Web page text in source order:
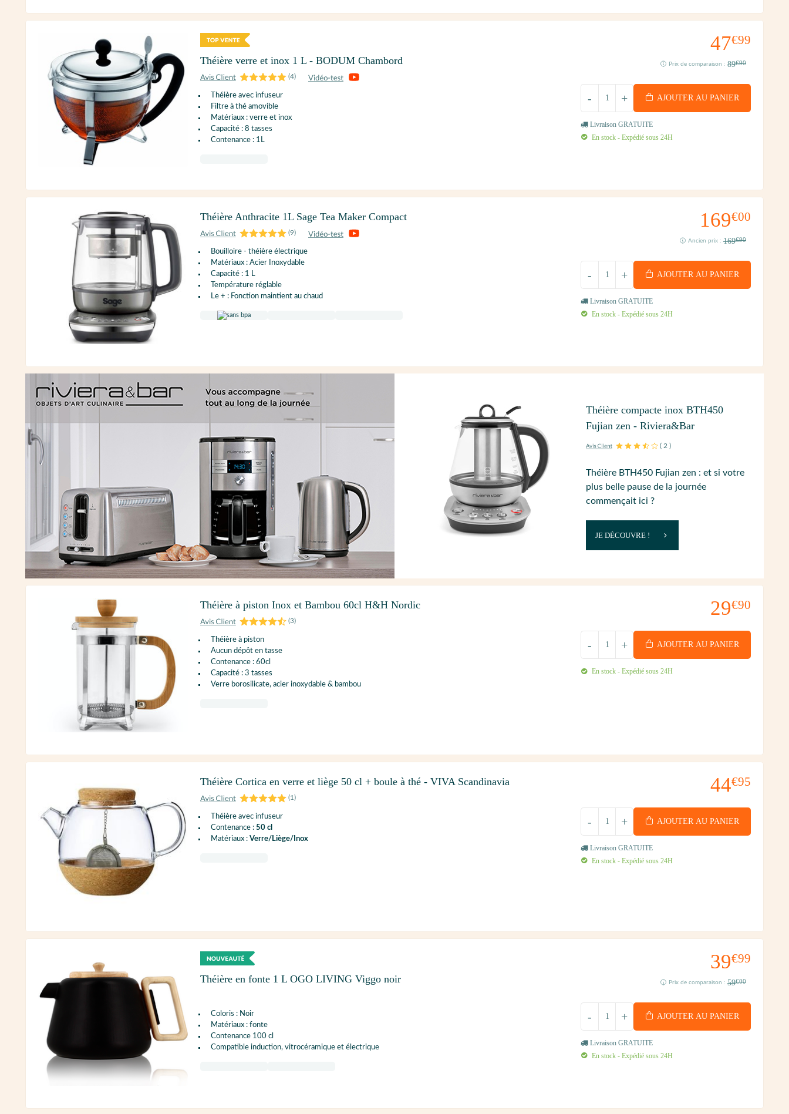
Théière verre et inox 1 L - BODUM Chambord
(4)
Théière avec infuseur
Filtre à thé amovible
Matériaux : verre et inox
Capacité : 8 tasses
Contenance : 1L
47€99
Prix de comparaison : 89€90
+
- AJOUTER AU PANIER
Livraison GRATUITE
En stock - Expédié sous 24H
Théière Anthracite 1L Sage Tea Maker Compact
(9)
Bouilloire - théière électrique
Matériaux : Acier Inoxydable
Capacité : 1 L
Température réglable
Le + : Fonction maintient au chaud
169€00
Ancien prix : 169€90
+
- AJOUTER AU PANIER
Livraison GRATUITE
En stock - Expédié sous 24H
Théière compacte inox BTH450
Fujian zen - Riviera&Bar
( 2 )
Théière BTH450 Fujian zen : et si votre
plus belle pause de la journée
commençait ici ?
JE DÉCOUVRE !
Théière à piston Inox et Bambou 60cl H&H Nordic
(3)
Théière à piston
Aucun dépôt en tasse
Contenance : 60cl
Capacité : 3 tasses
Verre borosilicate, acier inoxydable & bambou
29€90
+
- AJOUTER AU PANIER
En stock - Expédié sous 24H
Théière Cortica en verre et liège 50 cl + boule à thé - VIVA Scandinavia
(1)
Théière avec infuseur
Contenance : 50 cl
Matériaux : Verre/Liège/Inox
44€95
+
- AJOUTER AU PANIER
Livraison GRATUITE
En stock - Expédié sous 24H
Théière en fonte 1 L OGO LIVING Viggo noir
Coloris : Noir
Matériaux : fonte
Contenance 100 cl
Compatible induction, vitrocéramique et électrique
39€99
Prix de comparaison : 59€00
+
- AJOUTER AU PANIER
Livraison GRATUITE
En stock - Expédié sous 24H